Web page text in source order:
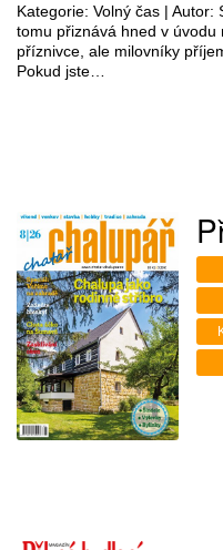
Kategorie: Volný čas | Autor:
tomu přiznává hned v
příznivce, ale milovníky
Pokud jste…